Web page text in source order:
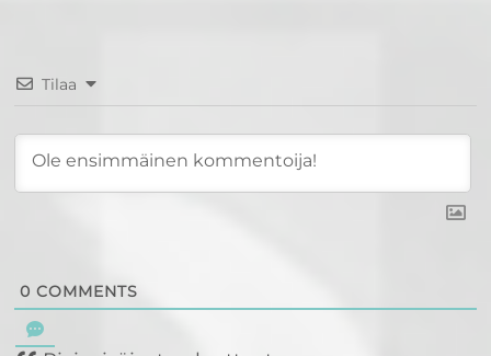
Tilaa
0 COMMENTS